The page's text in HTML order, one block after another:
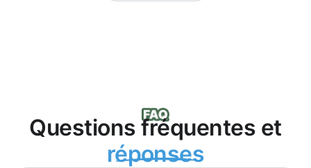
Questions fréquentes et
réponses